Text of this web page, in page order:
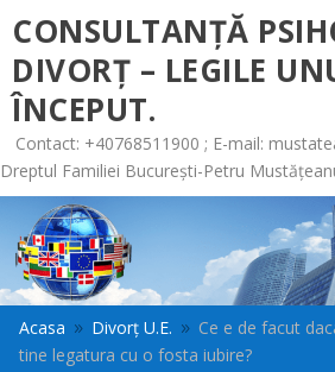
CONSULTANȚĂ
DIVORȚ – LEGILE
ÎNCEPUT.
Contact: +40768511900 ; E-mail:
Dreptul Familiei București-Petru
Acasa 9 Divorț U.E. 9 Ce e de facut
tine legatura cu o fosta iubire?